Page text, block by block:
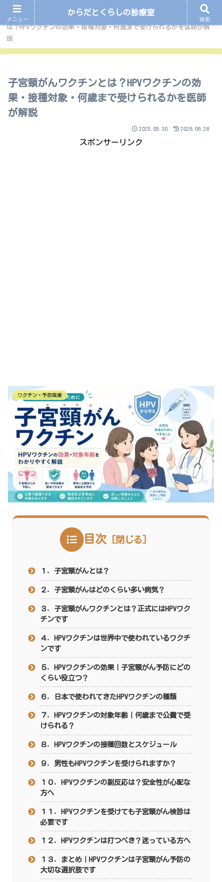
ホーム ワクチン・予防医療
子宮頸がんワクチンと
は？HPVワクチンの効果・接種対象・何歳まで受けられるかを医師が解
説
子宮頸がんワクチンとは？HPVワクチンの効
果・接種対象・何歳まで受けられるかを医師
が解説
2025.05.30 2026.06.28
スポンサーリンク
ワクチン・予防医療
目次
１．子宮頸がんとは？
２．子宮頸がんはどのくらい多い病気？
３．子宮頸がんワクチンとは？正式にはHPVワク
チンです
４．HPVワクチンは世界中で使われているワクチ
ンです
５．HPVワクチンの効果｜子宮頸がん予防にどの
くらい役立つ？
６．日本で使われてきたHPVワクチンの種類
７．HPVワクチンの対象年齢｜何歳まで公費で受
けられる？
８．HPVワクチンの接種回数とスケジュール
９．男性もHPVワクチンを受けられますか？
１０．HPVワクチンの副反応は？安全性が心配な
方へ
１１．HPVワクチンを受けても子宮頸がん検診は
必要です
１２．HPVワクチンは打つべき？迷っている方へ
１３．まとめ｜HPVワクチンは子宮頸がん予防の
大切な選択肢です
メニュー
からだとくらしの診療室
検索